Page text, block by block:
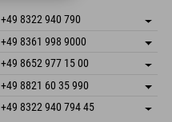
+49 8322 940 790
Adresse speichern
Anreiseinfos
Buchen
+49 8361 998 9000
Adresse speichern
Buchen
+49 8652 977 15 00
Adresse speichern
Anreiseinfos
Buchen
+49 8821 60 35 990
Adresse speichern
+49 8322 940 794 45